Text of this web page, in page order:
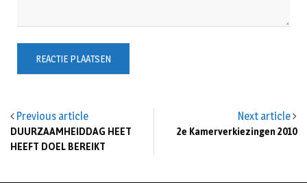
Previous article
DUURZAAMHEIDDAG HEET
HEEFT DOEL BEREIKT
Next article
2e Kamerverkiezingen 2010